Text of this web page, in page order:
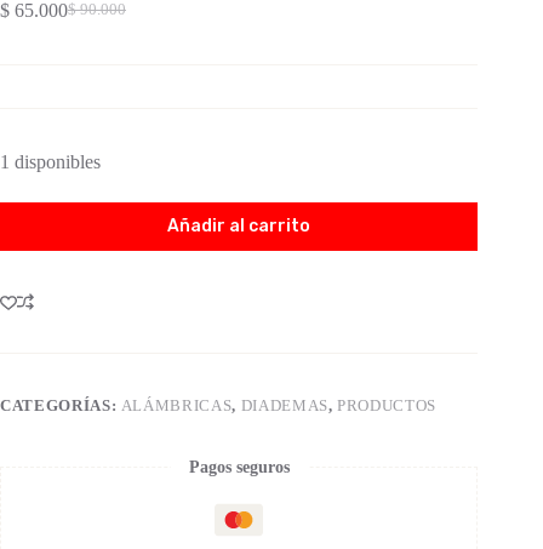
$90.000
$ 65.000
1 disponibles
Añadir al carrito
CATEGORÍAS: ALÁMBRICAS, DIADEMAS,PRODUCTOS
Pagos seguros